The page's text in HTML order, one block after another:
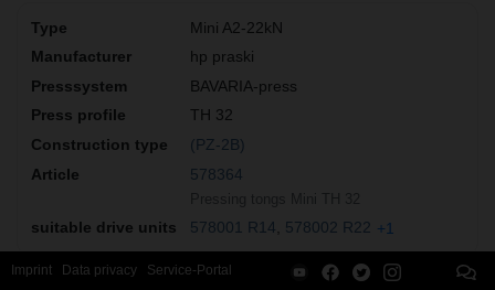
Mini A2-22kN
hp praski
BAVARIA-press
TH 32
(PZ-2B)
578364
578001 R14 578002 R22 +1
Imprint Data privacy Service-Portal